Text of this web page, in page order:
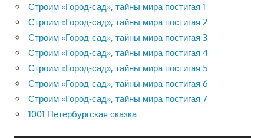
Строим «Город-сад», тайны мира постигая 1
Строим «Город-сад», тайны мира постигая 2
Строим «Город-сад», тайны мира постигая 3
Строим «Город-сад», тайны мира постигая 4
Строим «Город-сад», тайны мира постигая 5
Строим «Город-сад», тайны мира постигая 6
Строим «Город-сад», тайны мира постигая 7
1001 Петербургская сказка